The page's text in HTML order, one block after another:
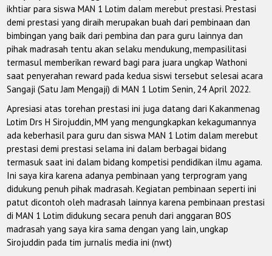
ikhtiar para siswa MAN 1 Lotim dalam merebut prestasi. Prestasi
demi prestasi yang diraih merupakan buah dari pembinaan dan
bimbingan yang baik dari pembina dan para guru lainnya dan
pihak madrasah tentu akan selaku mendukung, mempasilitasi
termasul memberikan reward bagi para juara ungkap Wathoni
saat penyerahan reward pada kedua siswi tersebut selesai acara
Sangaji (Satu Jam Mengaji) di MAN 1 Lotim Senin, 24 April 2022.
Apresiasi atas torehan prestasi ini juga datang dari Kakanmenag
Lotim Drs H Sirojuddin, MM yang mengungkapkan kekagumannya
ada keberhasil para guru dan siswa MAN 1 Lotim dalam merebut
prestasi demi prestasi selama ini dalam berbagai bidang
termasuk saat ini dalam bidang kompetisi pendidikan ilmu agama.
Ini saya kira karena adanya pembinaan yang terprogram yang
didukung penuh pihak madrasah. Kegiatan pembinaan seperti ini
patut dicontoh oleh madrasah lainnya karena pembinaan prestasi
di MAN 1 Lotim didukung secara penuh dari anggaran BOS
madrasah yang saya kira sama dengan yang lain, ungkap
Sirojuddin pada tim jurnalis media ini (nwt)